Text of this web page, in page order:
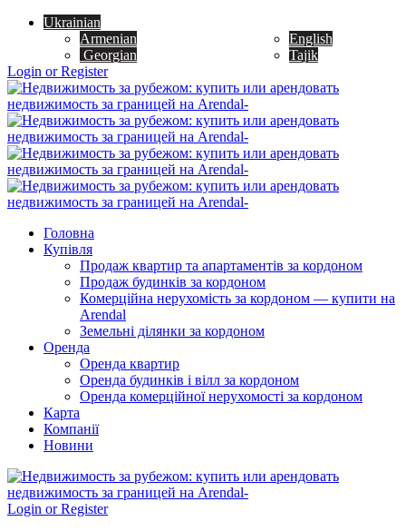
Ukrainian
Armenian
English
Georgian
Tajik
Login or Register
Головна
Купівля
Продаж квартир та апартаментів за кордоном
Продаж будинків за кордоном
Комерційна нерухомість за кордоном — купити на
Arendal
Земельні ділянки за кордоном
Оренда
Оренда квартир
Оренда будинків і вілл за кордоном
Оренда комерційної нерухомості за кордоном
Карта
Компанії
Новини
Login or Register